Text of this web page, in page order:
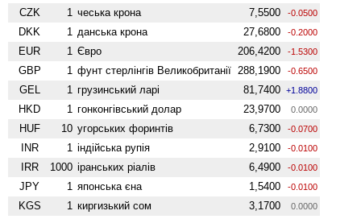
CZK 1 чеська крона 7,5500 -0.0500
DKK 1 данська крона 27,6800 -0.2000
EUR 1 Євро 206,4200 -1.5300
GBP 1 фунт стерлінгів Велико­британії 288,1900 -0.6500
GEL 1 грузинський ларі 81,7400 +1.8800
HKD 1 гонконгівський долар 23,9700 0.0000
HUF 10 угорських форинтів 6,7300 -0.0700
INR 1 індійська рупія 2,9100 -0.0100
IRR 1000 іранських ріалів 6,4900 -0.0100
JPY 1 японська єна 1,5400 -0.0100
KGS 1 киргизький сом 3,1700 0.0000